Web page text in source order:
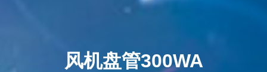
风机盘管300WA